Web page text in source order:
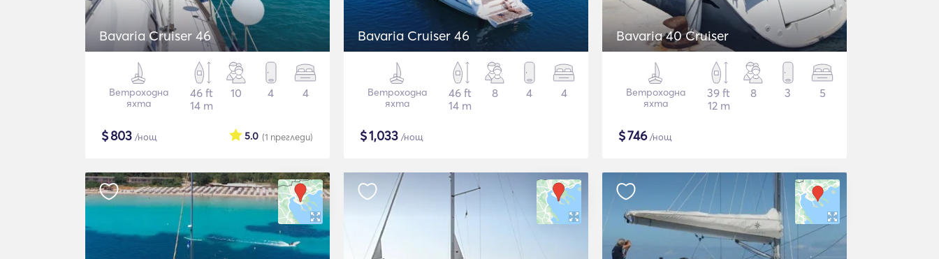
Bavaria Cruiser 46
Ветроходна
яхта
46 ft
14 m
10 4 4
$803 /нощ (1 прегледи)
5.0
Bavaria Cruiser 46
Ветроходна
яхта
46 ft
14 m
8 4 4
$1,033 /нощ
Bavaria 40 Cruiser
Ветроходна
яхта
39 ft
12 m
8 3 5
$746/нощ